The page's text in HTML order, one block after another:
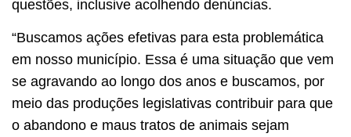
questões, inclusive acolhendo denúncias.
“Buscamos ações efetivas para esta problemática
em nosso município. Essa é uma situação que vem
se agravando ao longo dos anos e buscamos, por
meio das produções legislativas contribuir para que
o abandono e maus tratos de animais sejam